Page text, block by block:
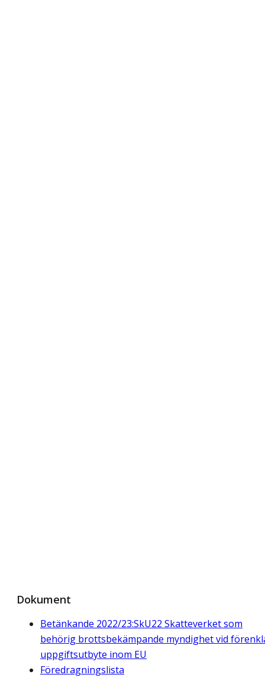
Dokument
Betänkande 2022/23:SkU22 Skatteverket som
behörig brottsbekämpande myndighet vid
uppgiftsutbyte inom EU
Föredragningslista